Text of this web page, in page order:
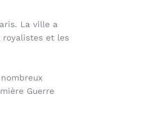
La ville a
et les
Guerre